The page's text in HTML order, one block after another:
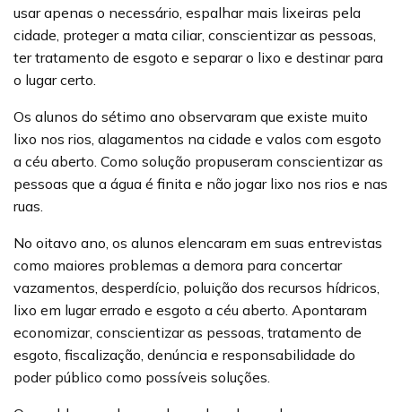
usar apenas o necessário, espalhar mais lixeiras pela
cidade, proteger a mata ciliar, conscientizar as pessoas,
ter tratamento de esgoto e separar o lixo e destinar para
o lugar certo.
Os alunos do sétimo ano observaram que existe muito
lixo nos rios, alagamentos na cidade e valos com esgoto
a céu aberto. Como solução propuseram conscientizar as
pessoas que a água é finita e não jogar lixo nos rios e nas
ruas.
No oitavo ano, os alunos elencaram em suas entrevistas
como maiores problemas a demora para concertar
vazamentos, desperdício, poluição dos recursos hídricos,
lixo em lugar errado e esgoto a céu aberto. Apontaram
economizar, conscientizar as pessoas, tratamento de
esgoto, fiscalização, denúncia e responsabilidade do
poder público como possíveis soluções.